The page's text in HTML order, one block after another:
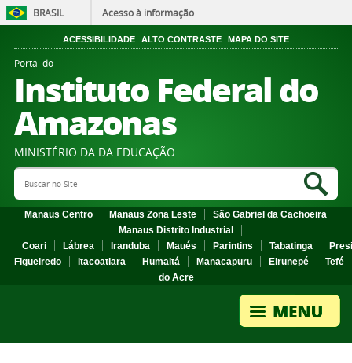
BRASIL Acesso à informação
ACESSIBILIDADE ALTO CONTRASTE MAPA DO SITE
Portal do
Instituto Federal do
Amazonas
MINISTÉRIO DA DA EDUCAÇÃO
Search Site
Manaus Centro Manaus Zona Leste
São Gabriel da Cachoeira
Manaus Distrito Industrial
Coari
Lábrea Iranduba Maués Parintins Tabatinga
Figueiredo
Itacoatiara Humaitá Manacapuru Eirunepé
Tefé
do Acre